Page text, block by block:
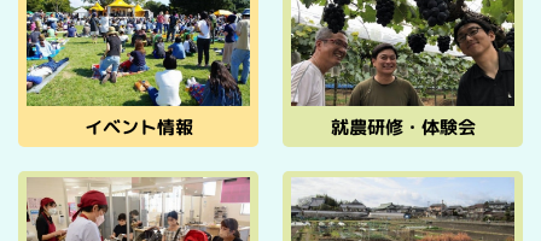
イベント情報 就農研修・体験会